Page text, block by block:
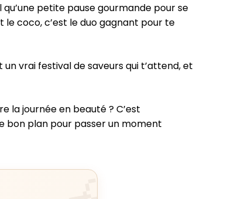
petite pause gourmande pour se
le coco, c’est le duo gagnant pour te
vrai festival de saveurs qui t’attend, et
la journée en beauté ? C’est
bon plan pour passer un moment